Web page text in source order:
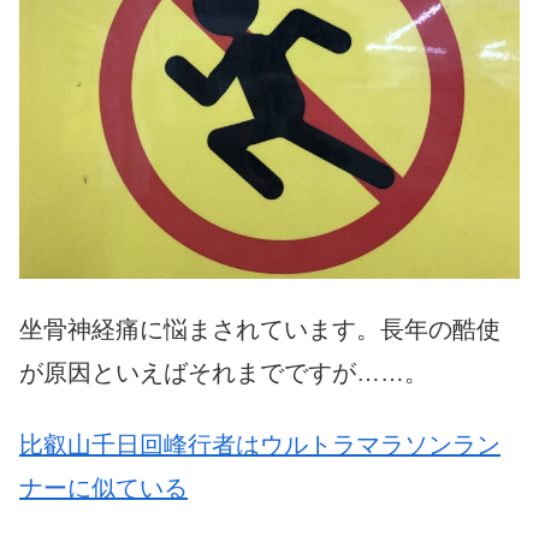
坐骨神経痛に悩まされています。長年の酷使
が原因といえばそれまでですが……。
比叡山千日回峰行者はウルトラマラソンラン
ナーに似ている